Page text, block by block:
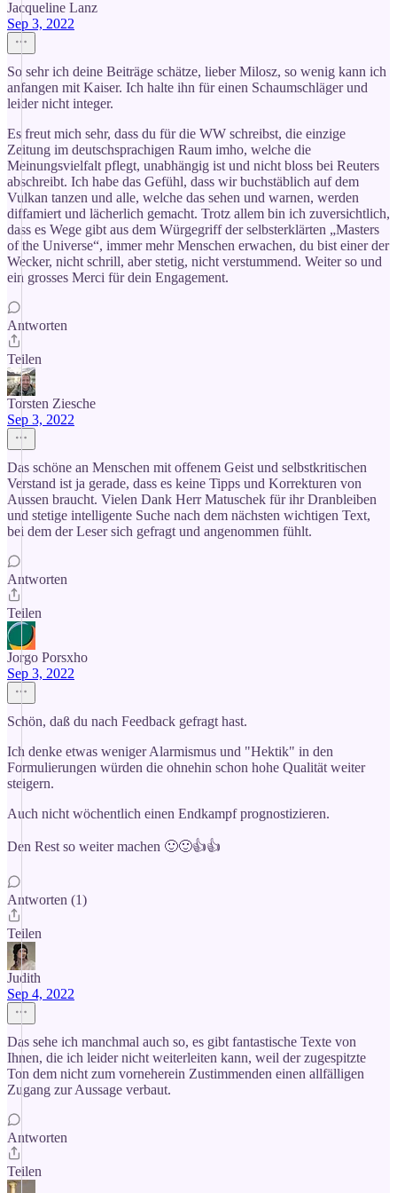
Jacqueline Lanz
Sep 3, 2022
So sehr ich deine Beiträge schätze, lieber Milosz, so wenig kann ich
anfangen mit Kaiser. Ich halte ihn für einen Schaumschläger und
leider nicht integer.
Es freut mich sehr, dass du für die WW schreibst, die einzige
Zeitung im deutschsprachigen Raum imho, welche die
Meinungsvielfalt pflegt, unabhängig ist und nicht bloss bei Reuters
abschreibt. Ich habe das Gefühl, dass wir buchstäblich auf dem
Vulkan tanzen und alle, welche das sehen und warnen, werden
diffamiert und lächerlich gemacht. Trotz allem bin ich zuversichtlich,
dass es Wege gibt aus dem Würgegriff der selbsterklärten „Masters
of the Universe“, immer mehr Menschen erwachen, du bist einer der
Wecker, nicht schrill, aber stetig, nicht verstummend. Weiter so und
ein grosses Merci für dein Engagement.
Antworten
Teilen
Torsten Ziesche
Sep 3, 2022
Das schöne an Menschen mit offenem Geist und selbstkritischen
Verstand ist ja gerade, dass es keine Tipps und Korrekturen von
Aussen braucht. Vielen Dank Herr Matuschek für ihr Dranbleiben
und stetige intelligente Suche nach dem nächsten wichtigen Text,
bei dem der Leser sich gefragt und angenommen fühlt.
Antworten
Teilen
Jorgo Porsxho
Sep 3, 2022
Schön, daß du nach Feedback gefragt hast.
Ich denke etwas weniger Alarmismus und "Hektik" in den
Formulierungen würden die ohnehin schon hohe Qualität weiter
steigern.
Auch nicht wöchentlich einen Endkampf prognostizieren.
Den Rest so weiter machen 🙂🙂👍👍
Antworten (1)
Teilen
Judith
Sep 4, 2022
Das sehe ich manchmal auch so, es gibt fantastische Texte von
Ihnen, die ich leider nicht weiterleiten kann, weil der zugespitzte
Ton dem nicht zum vorneherein Zustimmenden einen allfälligen
Zugang zur Aussage verbaut.
Antworten
Teilen